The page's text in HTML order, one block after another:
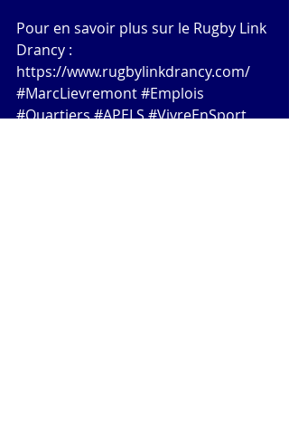
Pour en savoir plus sur le Rugby Link
Drancy :
https://www.rugbylinkdrancy.com/
#MarcLievremont#Emplois
#Quartiers#APELS#VivreEnSport